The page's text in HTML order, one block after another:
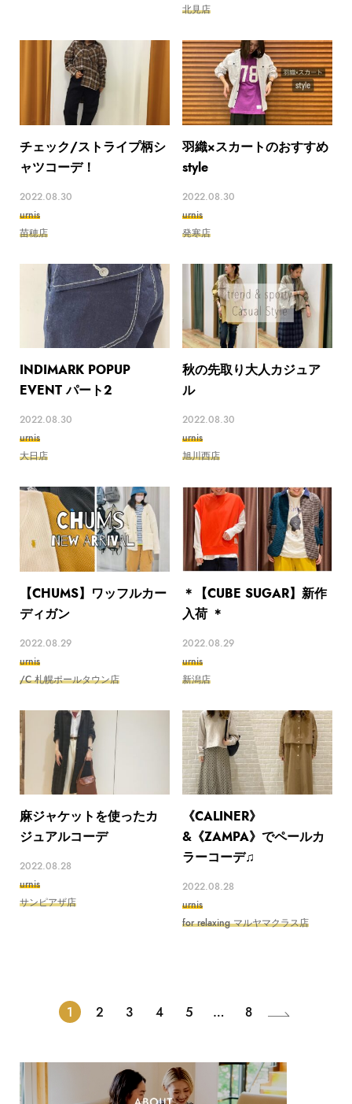
北見店
チェック/ストライプ柄シ
ャツコーデ！
2022.08.30
urnis
苗穂店
羽織×スカートのおすすめ
style
2022.08.30
urnis
発寒店
INDIMARK POPUP
EVENT パート2
2022.08.30
urnis
大日店
秋の先取り大人カジュア
ル
2022.08.30
urnis
旭川西店
【CHUMS】ワッフルカー
ディガン
2022.08.29
urnis
/C 札幌ポールタウン店
＊【CUBE SUGAR】新作
入荷 ＊
2022.08.29
urnis
新潟店
麻ジャケットを使ったカ
ジュアルコーデ
2022.08.28
urnis
サンピアザ店
《CALINER》
&《ZAMPA》でペールカ
ラーコーデ♫
2022.08.28
urnis
for relaxing マルヤマクラス店
1 2 3 4 5 … 8